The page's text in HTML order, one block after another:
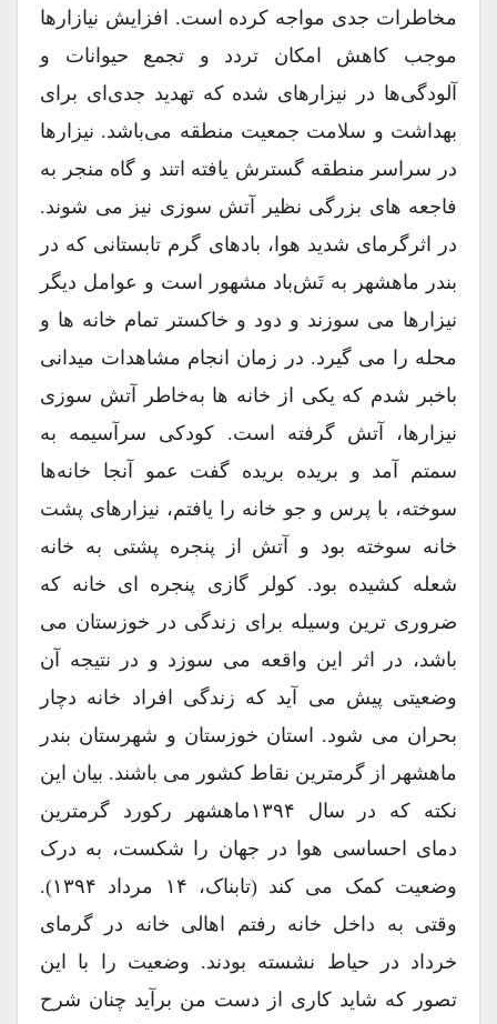
مخاطرات جدی مواجه کرده است. افزایش نیازارها
موجب کاهش امکان تردد و تجمع حیوانات و
آلودگی‌ها در نیزارهای شده که تهدید جدی‌ای برای
بهداشت و سلامت جمعیت منطقه می‌باشد. نیزارها
در سراسر منطقه گسترش یافته اتند و گاه منجر به
فاجعه های بزرگی نظیر آتش سوزی نیز می شوند.
در اثرگرمای شدید هوا، بادهای گرم تابستانی که در
بندر ماهشهر به تَش‌باد مشهور است و عوامل دیگر
نیزارها می سوزند و دود و خاکستر تمام خانه ها و
محله را می گیرد. در زمان انجام مشاهدات میدانی
باخبر شدم که یکی از خانه ها به‌خاطر آتش سوزی
نیزارها، آتش گرفته است. کودکی سرآسیمه به
سمتم آمد و بریده بریده گفت عمو آنجا خانه‌ها
سوخته، با پرس و جو خانه را یافتم، نیزارهای پشت
خانه سوخته بود و آتش از پنجره پشتی به خانه
شعله کشیده بود. کولر گازی پنجره ای خانه که
ضروری ترین وسیله برای زندگی در خوزستان می
باشد، در اثر این واقعه می سوزد و در نتیجه آن
وضعیتی پیش می آید که زندگی افراد خانه دچار
بحران می شود. استان خوزستان و شهرستان بندر
ماهشهر از گرمترین نقاط کشور می باشند. بیان این
نکته که در سال ۱۳۹۴ماهشهر رکورد گرمترین
دمای احساسی هوا در جهان را شکست، به درک
وضعیت کمک می کند (تابناک، ۱۴ مرداد ۱۳۹۴).
وقتی به داخل خانه رفتم اهالی خانه در گرمای
خرداد در حیاط نشسته بودند. وضعیت را با این
تصور که شاید کاری از دست من برآید چنان شرح